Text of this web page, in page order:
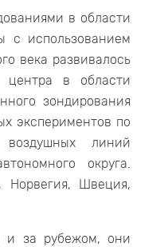
в области
с использованием
века развивалось
центра в области
зондирования
экспериментов по
воздушных линий
округа.
Норвегия, Швеция,
и за рубежом, они